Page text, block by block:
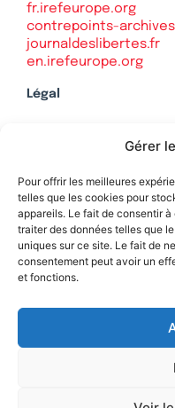
Gérer
Pour offrir les meilleures
telles que les cookies pour
appareils. Le fait de consentir
traiter des données telles que
uniques sur ce site. Le fait de
consentement peut avoir un
et fonctions.
fr.irefeurope.org
contrepoints-
journaldeslibertes.fr
en.irefeurope.org
Légal
Politique de
Contact